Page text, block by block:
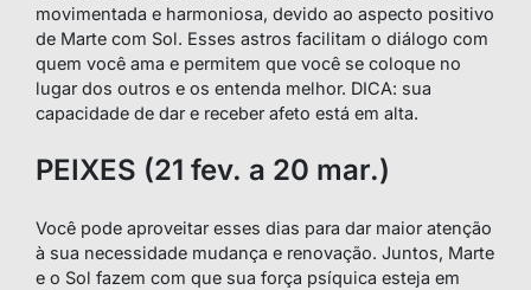
movimentada e harmoniosa, devido ao aspecto positivo
de Marte com Sol. Esses astros facilitam o diálogo com
quem você ama e permitem que você se coloque no
lugar dos outros e os entenda melhor. DICA: sua
capacidade de dar e receber afeto está em alta.
PEIXES (21 fev. a 20 mar.)
Você pode aproveitar esses dias para dar maior atenção
à sua necessidade mudança e renovação. Juntos, Marte
e o Sol fazem com que sua força psíquica esteja em